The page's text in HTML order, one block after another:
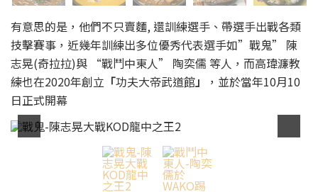
有意思的是，他們不只賣麵, 還訓練選手、帶選手出戰各類
技擊賽事，近幾年訓練出多位優秀代表選手如”戰鬼” 陳
志晃(奇拉拉)與 “戰鬥中東人” 陶奕儒 等人，而高瑋濂教
練也在2020年創立 「功夫大帝武道館」
，並於當年10月10
日正式開幕